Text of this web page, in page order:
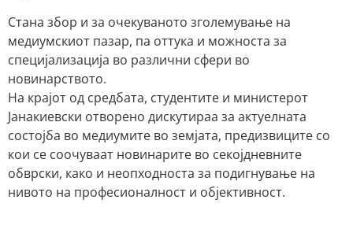
Стана збор и за очекуваното зголемување на
медиумскиот пазар, па оттука и можноста за
специјализација во различни сфери во
новинарството.
На крајот од средбата, студентите и министерот
Јанакиевски отворено дискутираа за актуелната
состојба во медиумите во земјата, предизвиците со
кои се соочуваат новинарите во секојдневните
обврски, како и неопходноста за подигнување на
нивото на професионалност и објективност.